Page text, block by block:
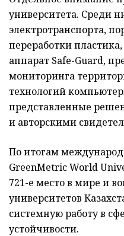
университета. Среди
электротранспорта,
переработки
аппарат Safe-Guard,
мониторинга
технологий
представленные
и авторскими
По итогам
GreenMetric World
721-е место в мире и
университетов
системную работу в
устойчивости.